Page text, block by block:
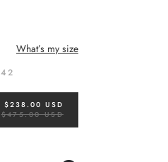
What’s my size
42
$238.00 USDRE
G
L
$475.00 USD